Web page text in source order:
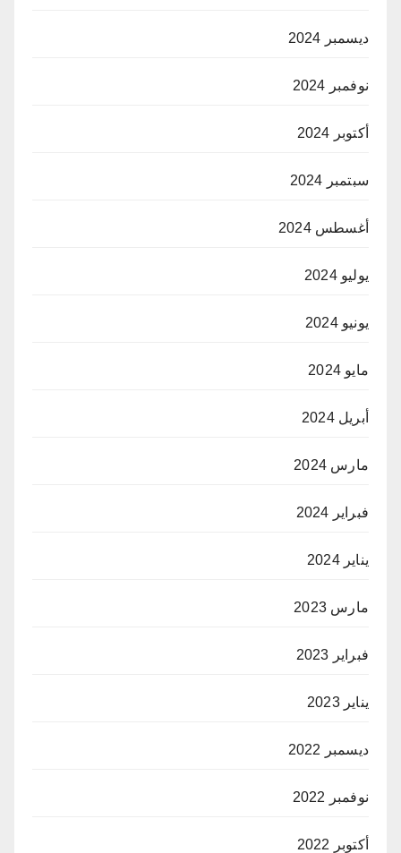
ديسمبر 2024
نوفمبر 2024
أكتوبر 2024
سبتمبر 2024
أغسطس 2024
يوليو 2024
يونيو 2024
مايو 2024
أبريل 2024
مارس 2024
فبراير 2024
يناير 2024
مارس 2023
فبراير 2023
يناير 2023
ديسمبر 2022
نوفمبر 2022
أكتوبر 2022